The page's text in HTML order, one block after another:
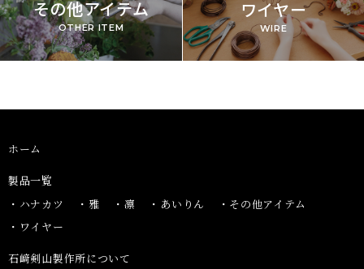
その他アイテム
OTHER ITEM
ワイヤー
WIRE
ホーム
製品⼀覧
ハナカツ
雅 凛 あいりん
その他アイテム
ワイヤー
石﨑剣山製作所について